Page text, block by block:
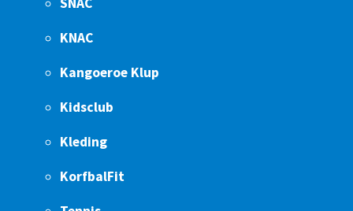
KNAC
Kangoeroe Klup
Kidsclub
Kleding
KorfbalFit